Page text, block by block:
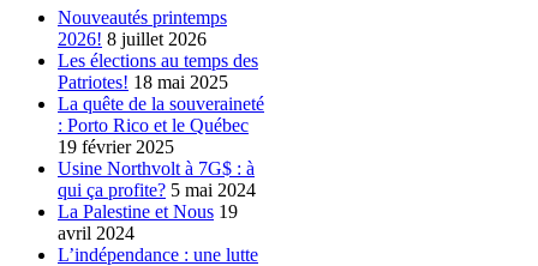
Nouveautés printemps
2026! 8 juillet 2026
Les élections au temps des
Patriotes! 18 mai 2025
La quête de la souveraineté
: Porto Rico et le Québec
19 février 2025
Usine Northvolt à 7G$ : à
qui ça profite? 5 mai 2024
La Palestine et Nous 19
avril 2024
L’indépendance : une lutte